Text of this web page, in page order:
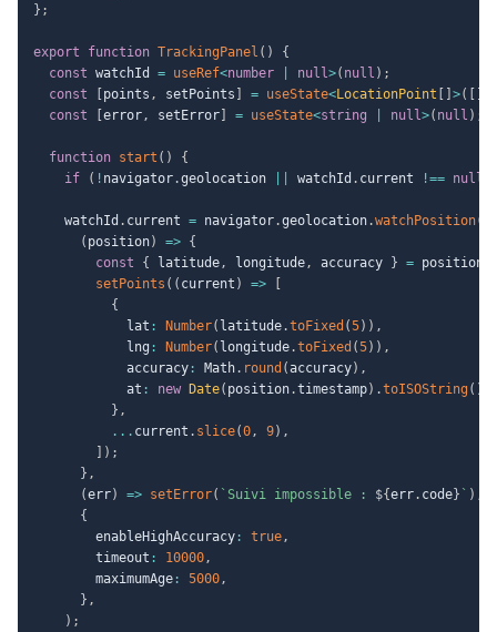
} ;
export function TrackingPanel ( )
{
const watchId = useRef<number null>( null ) ;
const
points , setPoints = useState<LocationPoint >(
const
error, setError = useState<string null>( null ) ;
function start ( )
{
if
( ! navigator.geolocation watchId . current !== null
    watchId
. current = navigator.geolocation.watchPosition(
( position) => {
const
{ latitude, longitude, accuracy } = position
setPoints ( ( current ) =>
{
            lat
: Number( latitude.toFixed (5) ) ,
            lng
: Number( longitude.toFixed (5) ) ,
            accuracy
: Math. round (accuracy) ,
            at
: new Date( position.timestamp) .toISOString ( )
} ,
... current . slice(0, 9) ,
) ;
} ,
(err) => setError( ` Suivi impossible : ${err. code} ` ) ,
{
        enableHighAccuracy
: true,
        timeout
: 10000,
        maximumAge
: 5000,
} ,
) ;